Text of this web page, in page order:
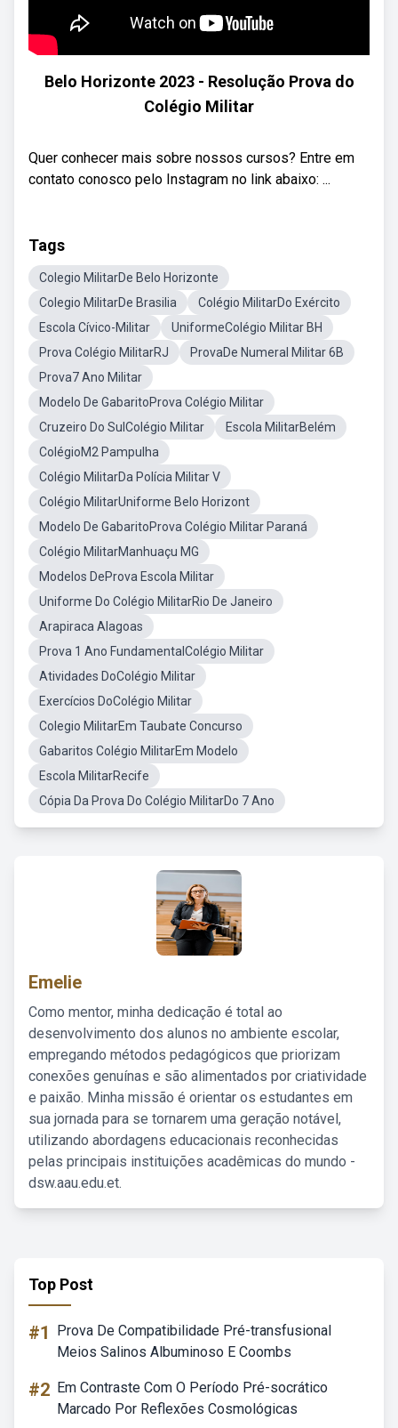
Belo Horizonte 2023 - Resolução Prova do
Colégio Militar
Quer conhecer mais sobre nossos cursos? Entre em
contato conosco pelo Instagram no link abaixo: ...
Tags
Colegio MilitarDe Belo Horizonte
Colegio MilitarDe Brasilia
Colégio MilitarDo Exército
Escola Cívico-Militar
UniformeColégio Militar BH
Prova Colégio MilitarRJ
ProvaDe Numeral Militar 6B
Prova7 Ano Militar
Modelo De GabaritoProva Colégio Militar
Cruzeiro Do SulColégio Militar
Escola MilitarBelém
ColégioM2 Pampulha
Colégio MilitarDa Polícia Militar V
Colégio MilitarUniforme Belo Horizont
Modelo De GabaritoProva Colégio Militar Paraná
Colégio MilitarManhuaçu MG
Modelos DeProva Escola Militar
Uniforme Do Colégio MilitarRio De Janeiro
Arapiraca Alagoas
Prova 1 Ano FundamentalColégio Militar
Atividades DoColégio Militar
Exercícios DoColégio Militar
Colegio MilitarEm Taubate Concurso
Gabaritos Colégio MilitarEm Modelo
Escola MilitarRecife
Cópia Da Prova Do Colégio MilitarDo 7 Ano
Emelie
Como mentor, minha dedicação é total ao
desenvolvimento dos alunos no ambiente escolar,
empregando métodos pedagógicos que priorizam
conexões genuínas e são alimentados por criatividade
e paixão. Minha missão é orientar os estudantes em
sua jornada para se tornarem uma geração notável,
utilizando abordagens educacionais reconhecidas
pelas principais instituições acadêmicas do mundo -
dsw.aau.edu.et.
Top Post
#1
Prova De Compatibilidade Pré-transfusional
Meios Salinos Albuminoso E Coombs
#2 Em Contraste Com O Período Pré-socrático
Marcado Por Reflexões Cosmológicas